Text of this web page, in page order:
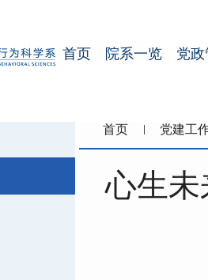
首页 院系一览 党
首页 党建工
心生